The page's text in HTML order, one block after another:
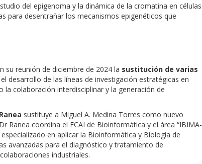
del epigenoma y la dinámica de la cromatina en células
para desentrañar los mecanismos epigenéticos que
su reunión de diciembre de 2024 la sustitución de varias
desarrollo de las líneas de investigación estratégicas en
colaboración interdisciplinar y la generación de
sustituye a Miguel A. Medina Torres como nuevo
Ranea coordina el ECAI de Bioinformática y el área “IBIMA-
en aplicar la Bioinformática y Biología de
avanzadas para el diagnóstico y tratamiento de
industriales.